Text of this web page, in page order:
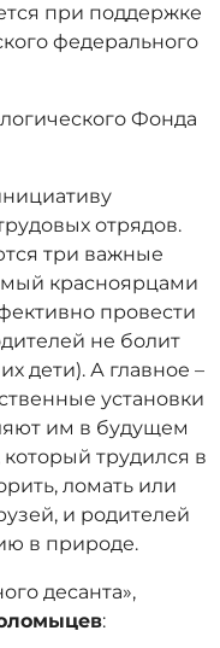
при поддержке
федерального
Фонда
отрядов.
три важные
красноярцами
провести
не болит
дети). А главное –
установки
им в будущем
трудился в
ломать или
и родителей
в природе.
десанта»,
: